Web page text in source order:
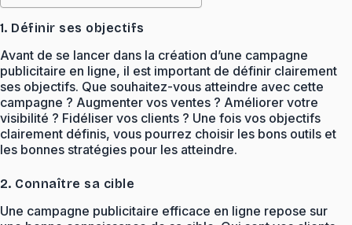
1. Définir ses objectifs
Avant de se lancer dans la création d’une campagne
publicitaire en ligne, il est important de définir clairement
ses objectifs. Que souhaitez-vous atteindre avec cette
campagne ? Augmenter vos ventes ? Améliorer votre
visibilité ? Fidéliser vos clients ? Une fois vos objectifs
clairement définis, vous pourrez choisir les bons outils et
les bonnes stratégies pour les atteindre.
2. Connaître sa cible
Une campagne publicitaire efficace en ligne repose sur